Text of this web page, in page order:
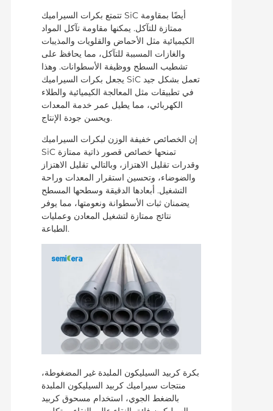
تتمتع بكرات السيراميك SiC أيضًا بمقاومة
ممتازة للتآكل. يمكنها مقاومة تآكل المواد
الكيميائية مثل الأحماض والقلويات والمذيبات
والغازات المسببة للتآكل، مما يحافظ على
تشطيب السطح ووظيفة الأسطوانات. وهذا
يجعل بكرات السيراميك SiC تعمل بشكل جيد
في تطبيقات مثل المعالجة الكيميائية والطلاء
الكهربائي، مما يطيل عمر خدمة المعدات
ويحسن جودة الإنتاج.
إن الخصائص خفيفة الوزن لبكرات السيراميك
SiC تمنحها خصائص قصور ذاتية ممتازة
وقدرات تقليل الاهتزاز، وبالتالي تقليل الاهتزاز
والضوضاء، وتحسين استقرار المعدات وراحة
التشغيل. أبعادها الدقيقة وسطحها المسطح
يضمنان ثبات الأسطوانة ونعومتها، مما يوفر
نتائج ممتازة لتشغيل المعادن وعمليات
الطباعة.
بكرة كربيد السيليكون الملبدة غير المضغوطة،
منتجات سيراميك كربيد السيليكون الملبدة
بالضغط الجوي، استخدام مسحوق كربيد